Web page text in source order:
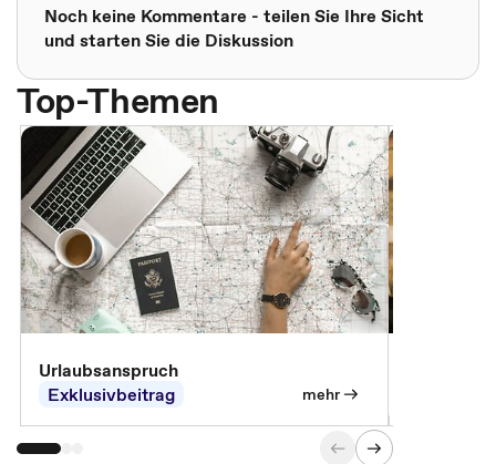
Noch keine Kommentare - teilen Sie Ihre Sicht
und starten Sie die Diskussion
Top-Themen
Urlaubsanspruch
Exklusivbeitrag
mehr